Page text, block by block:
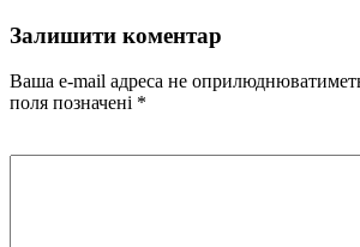
Залишити коментар
Ваша e-mail адреса не
поля позначені *